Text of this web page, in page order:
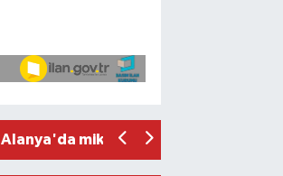
2026 Air Badminton Türkiye
Alanya'da mikroplastik kirliliği